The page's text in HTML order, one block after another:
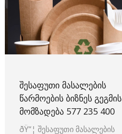
ᲨᲔᲡᲐᲤᲣᲗᲘ ᲛᲐᲡᲐᲚᲔᲑᲘᲡ
ᲬᲐᲠᲛᲝᲔᲑᲘᲡ ᲑᲘᲖᲜᲔᲡ ᲒᲔᲒᲛᲘᲡ
ᲛᲝᲛᲖᲐᲓᲔᲑᲐ 577 235 400
ðŸ“¦ შესაფუთი მასალების